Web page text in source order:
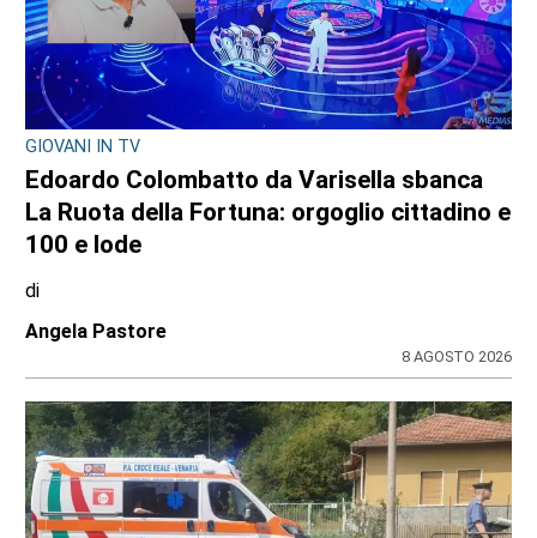
GIOVANI IN TV
Edoardo Colombatto da Varisella sbanca
La Ruota della Fortuna: orgoglio cittadino e
100 e lode
di
Angela Pastore
8 AGOSTO 2026